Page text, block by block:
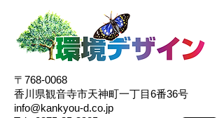
〒768-0068
香川県観音寺市天神町一丁目6番36号
info@kankyou-d.co.jp